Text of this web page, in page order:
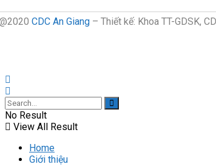
CDC An Giang – Thiết kế: Khoa TT-GDSK,
No Result
View All Result
Home
Giới thiệu